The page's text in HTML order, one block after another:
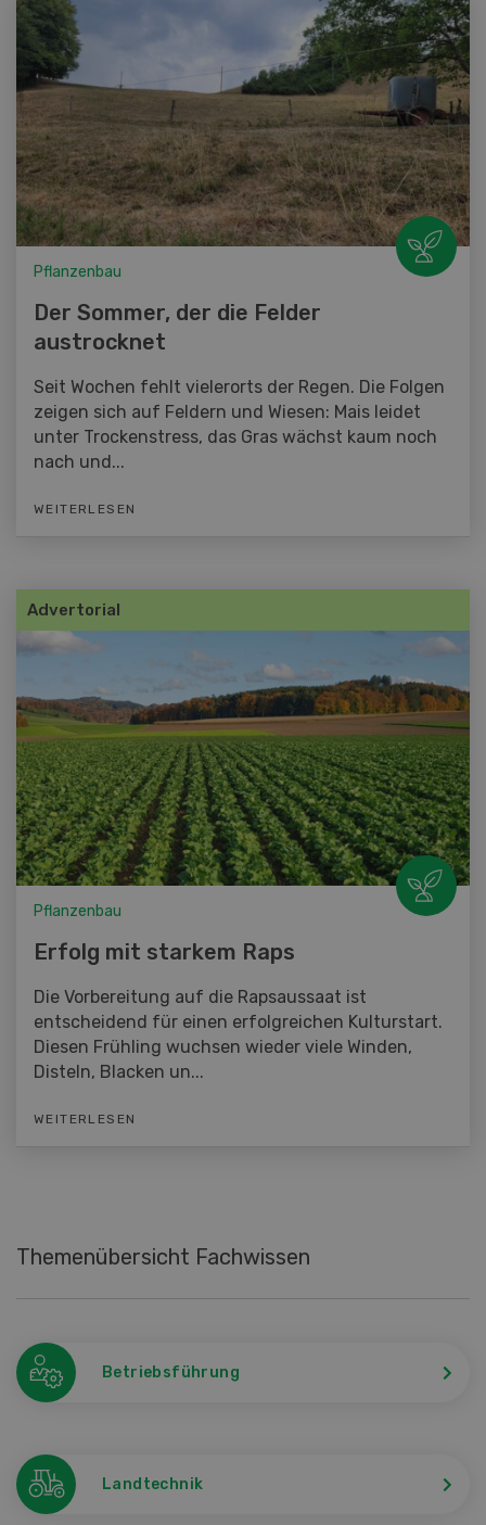
Pflanzenbau
Der Sommer, der die Felder
austrocknet
Seit Wochen fehlt vielerorts der Regen. Die Folgen
zeigen sich auf Feldern und Wiesen: Mais leidet
unter Trockenstress, das Gras wächst kaum noch
nach und...
WEITERLESEN
Advertorial
Pflanzenbau
Erfolg mit starkem Raps
Die Vorbereitung auf die Rapsaussaat ist
entscheidend für einen erfolgreichen Kulturstart.
Diesen Frühling wuchsen wieder viele Winden,
Disteln, Blacken un...
WEITERLESEN
Themenübersicht Fachwissen
Betriebsführung
Landtechnik